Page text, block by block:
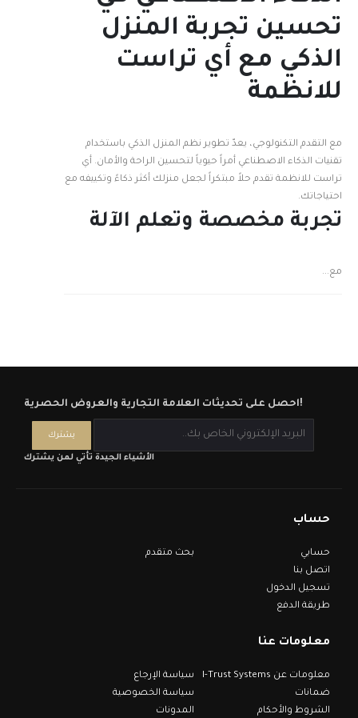
تحسين تجربة المنزل
الذكي مع أي تراست
للانظمة
مع التقدم التكنولوجي، يعدّ تطوير نظم المنزل الذكي باستخدام
تقنيات الذكاء الاصطناعي أمراً حيوياً لتحسين الراحة والأمان. أي
تراست للانظمة تقدم حلاً مبتكراً لجعل منزلك أكثر ذكاءً وتكييفه مع
احتياجاتك.
تجربة مخصصة وتعلم الآلة
مع...
احصل على تحديثات العلامة التجارية والعروض الحصرية!
الأشياء الجيدة تأتي لمن يشترك
حساب
حسابي
اتصل بنا
تسجيل الدخول
طريقة الدفع
بحث متقدم
معلومات عنا
معلومات عن I-Trust Systems
ضمانات
الشروط والأحكام
سياسة الإرجاع
سياسة الخصوصية
المدونات